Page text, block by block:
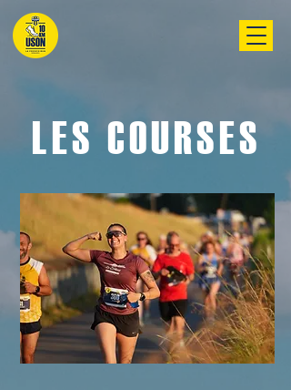
LES COURSES